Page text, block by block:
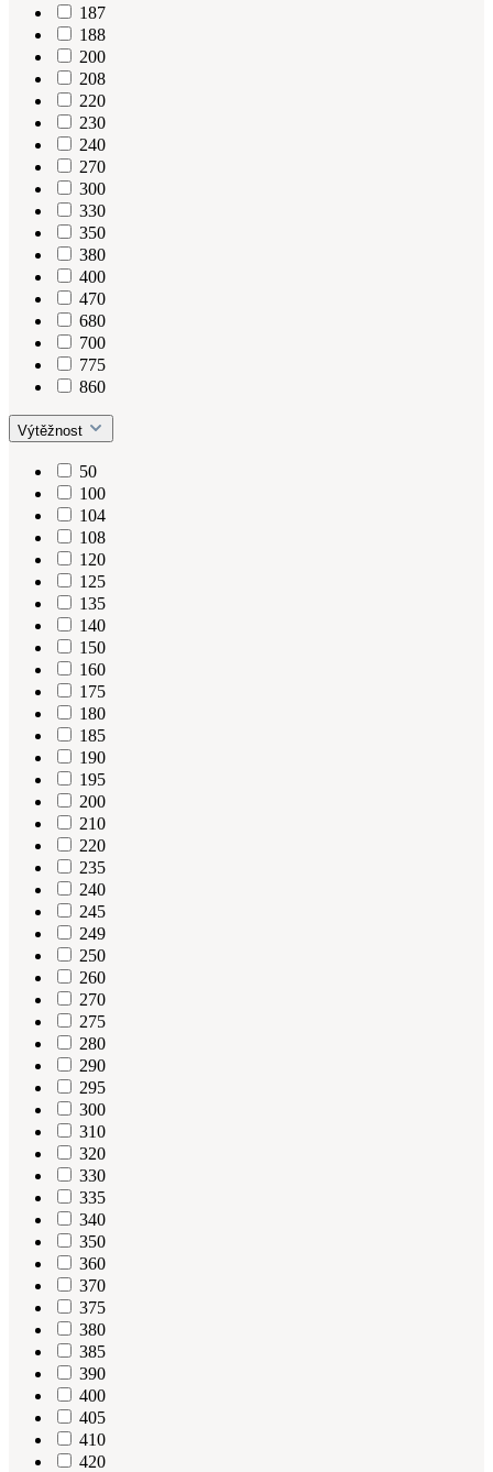
187
188
200
208
220
230
240
270
300
330
350
380
400
470
680
700
775
860
Výtěžnost
50
100
104
108
120
125
135
140
150
160
175
180
185
190
195
200
210
220
235
240
245
249
250
260
270
275
280
290
295
300
310
320
330
335
340
350
360
370
375
380
385
390
400
405
410
420